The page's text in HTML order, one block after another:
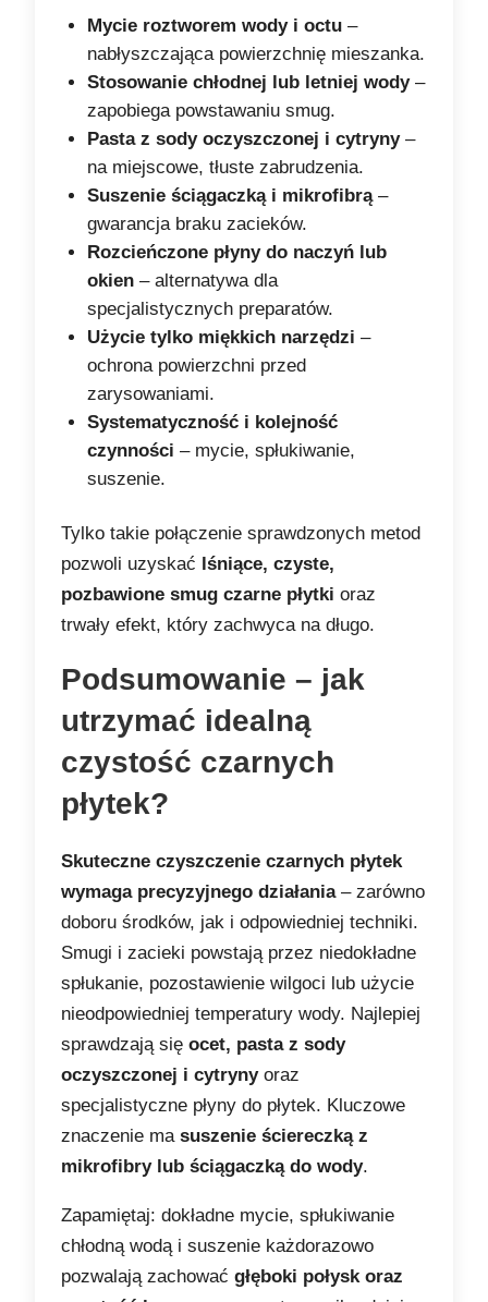
Mycie roztworem wody i octu –
nabłyszczająca powierzchnię mieszanka.
Stosowanie chłodnej lub letniej wody–
zapobiega powstawaniu smug.
Pasta z sody oczyszczonej i cytryny–
na miejscowe, tłuste zabrudzenia.
Suszenie ściągaczką i mikrofibrą–
gwarancja braku zacieków.
Rozcieńczone płyny do naczyń lub
okien – alternatywa dla
specjalistycznych preparatów.
Użycie tylko miękkich narzędzi –
ochrona powierzchni przed
zarysowaniami.
Systematyczność i kolejność
czynności – mycie, spłukiwanie,
suszenie.
Tylko takie połączenie sprawdzonych metod
pozwoli uzyskać lśniące, czyste,
pozbawione smug czarne płytki oraz
trwały efekt, który zachwyca na długo.
Podsumowanie – jak
utrzymać idealną
czystość czarnych
płytek?
Skuteczne czyszczenie czarnych płytek
wymaga precyzyjnego działania– zarówno
doboru środków, jak i odpowiedniej techniki.
Smugi i zacieki powstają przez niedokładne
spłukanie, pozostawienie wilgoci lub użycie
nieodpowiedniej temperatury wody. Najlepiej
sprawdzają sięocet, pasta z sody
oczyszczonej i cytrynyoraz
specjalistyczne płyny do płytek. Kluczowe
znaczenie masuszenie ściereczką z
mikrofibry lub ściągaczką do wody.
Zapamiętaj: dokładne mycie, spłukiwanie
chłodną wodą i suszenie każdorazowo
pozwalają zachowaćgłęboki połysk oraz